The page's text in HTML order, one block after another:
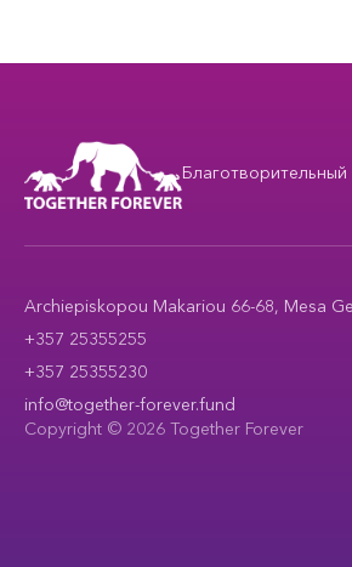
Archiepiskopou Makariou 66-68, Mesa
+357 25355255
+357 25355230
info@together-forever.fund
Copyright © 2026 Together Forever